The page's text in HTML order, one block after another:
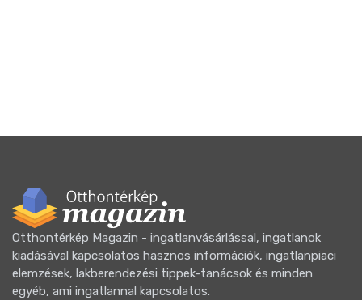
Otthontérkép Magazin - ingatlanvásárlással, ingatlanok
kiadásával kapcsolatos hasznos információk, ingatlanpiaci
elemzések, lakberendezési tippek-tanácsok és minden
egyéb, ami ingatlannal kapcsolatos.